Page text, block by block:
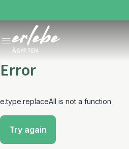
ÄGYPTEN
Error
e.type.replaceAll is not a function
Try again